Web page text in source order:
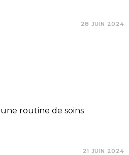
28 JUIN 2024
routine de soins
21 JUIN 2024